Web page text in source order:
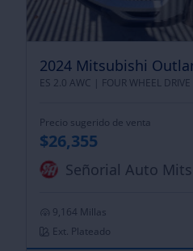
2024 Mitsubishi
ES 2.0 AWC | FOUR WHEEL DRIVE
Precio sugerido de venta
$26,355
Señorial Auto
9,164 Millas
Ext. Plateado